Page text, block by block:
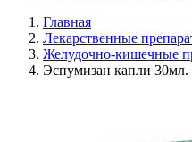
Главная
Лекарственные
Желудочно-кишечные
Эспумизан капли 30мл.